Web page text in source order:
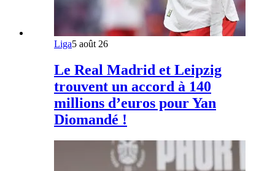
Liga5 août 26
Le Real Madrid et Leipzig
trouvent un accord à 140
millions d’euros pour Yan
Diomandé !